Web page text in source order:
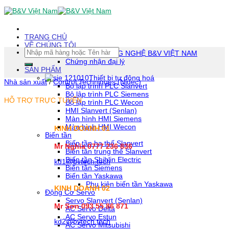
Skip
To
(tạm
dịch)
TRANG CHỦ
VỀ CHÚNG TÔI
CÔNG TY TNHH CÔNG NGHỆ B&V VIỆT NAM
Chứng nhận đại lý
SẢN PHẨM
Thiết bị tự động hoá
Bộ lập trình PLC Slanvert
Bộ lập trình PLC Siemens
Bộ lập trình PLC Wecon
HMI Slanvert (Senlan)
Màn hình HMI Siemens
Màn hình HMI Wecon
Biến tần
Biến tần hạ thế Slanvert
Biến tần trung thế Slanvert
Biến tần Shihlin Electric
Biến tần Siemens
Biến tần Yaskawa
Phụ kiện biến tần Yaskawa
Động Cơ Servo
Servo Slanvert (Senlan)
AC Servo Delta
AC Servo Estun
AC Servo Mitsubishi
Tìm
kiếm:
Nhà sản xuất / Control Techniques (Nidec)
HỖ TRỢ TRỰC TUYẾN
KINH DOANH 01
Mr Nghĩa 0777 236 836
kd1@bvtech.tech
KINH DOANH02
Mr Sơn093 55 86 871
kd2@bvtech.tech